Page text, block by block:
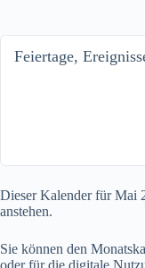
Feiertage,
Dieser Kalender für Mai
anstehen.
Sie können den
oder für die digitale